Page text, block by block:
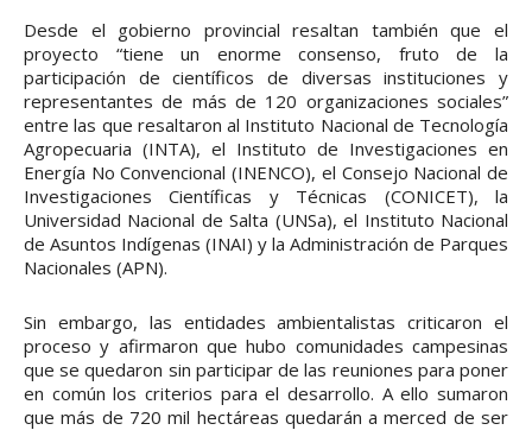
Desde el gobierno provincial resaltan también que el
proyecto “tiene un enorme consenso, fruto de la
participación de científicos de diversas instituciones y
representantes de más de 120 organizaciones sociales”
entre las que resaltaron al Instituto Nacional de Tecnología
Agropecuaria (INTA), el Instituto de Investigaciones en
Energía No Convencional (INENCO), el Consejo Nacional de
Investigaciones Científicas y Técnicas (CONICET), la
Universidad Nacional de Salta (UNSa), el Instituto Nacional
de Asuntos Indígenas (INAI) y la Administración de Parques
Nacionales (APN).
Sin embargo, las entidades ambientalistas criticaron el
proceso y afirmaron que hubo comunidades campesinas
que se quedaron sin participar de las reuniones para poner
en común los criterios para el desarrollo. A ello sumaron
que más de 720 mil hectáreas quedarán a merced de ser